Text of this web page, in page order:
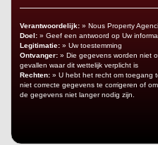
Verantwoordelijk: » Nous Property
Doel: » Geef een antwoord op Uw
Legitimatie: » Uw toestemming
Ontvanger: » Die gegevens worden niet
gevallen waar dit wettelijk verplicht is
Rechten: » U hebt het recht om toegang
niet correcte gegevens te corrigeren of
de gegevens niet langer nodig zijn.